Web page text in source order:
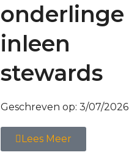
onderlinge
inleen
stewards
Geschreven op: 3/07/2026
Lees Meer